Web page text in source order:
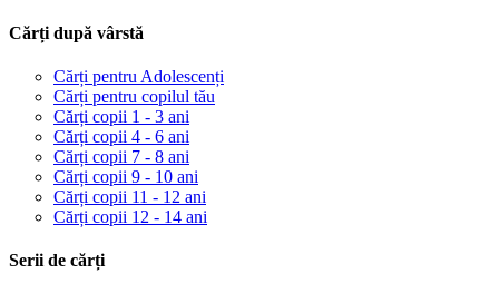
Cărți după vârstă
Cărți pentru Adolescenți
Cărți pentru copilul tău
Cărți copii 1 - 3 ani
Cărți copii 4 - 6 ani
Cărți copii 7 - 8 ani
Cărți copii 9 - 10 ani
Cărți copii 11 - 12 ani
Cărți copii 12 - 14 ani
Serii de cărți